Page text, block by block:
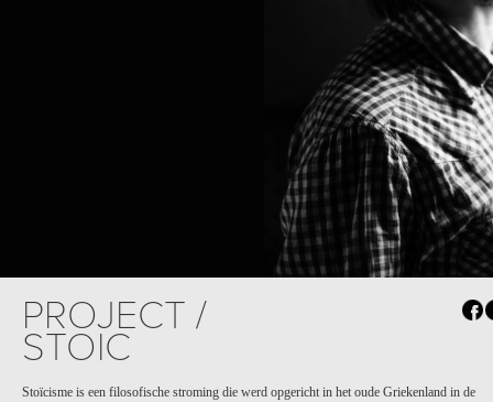
PROJECT /
STOIC
Stoïcisme is een filosofische stroming die werd opgericht in het oude Griekenland in de